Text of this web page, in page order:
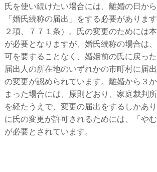
氏を使い続けたい場合には、離婚の日から
「婚氏続称の届出」をする必要がありま
２項、７７１条）。氏の変更のためには
が必要となりますが、婚氏続称の場合は
可を要することなく、婚姻前の氏に戻っ
届出人の所在地のいずれかの市町村に届
の変更が認められています。離婚から３
まった場合には、原則どおり、家庭裁判
を経たうえで、変更の届出をするしかあ
に氏の変更が許可されるためには、「やむ
が必要とされています。